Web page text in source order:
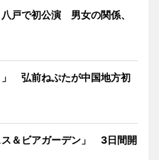
戸で初公演 男女の関係、
」 弘前ねぷたが中国地方初
ス＆ビアガーデン」 3日間開